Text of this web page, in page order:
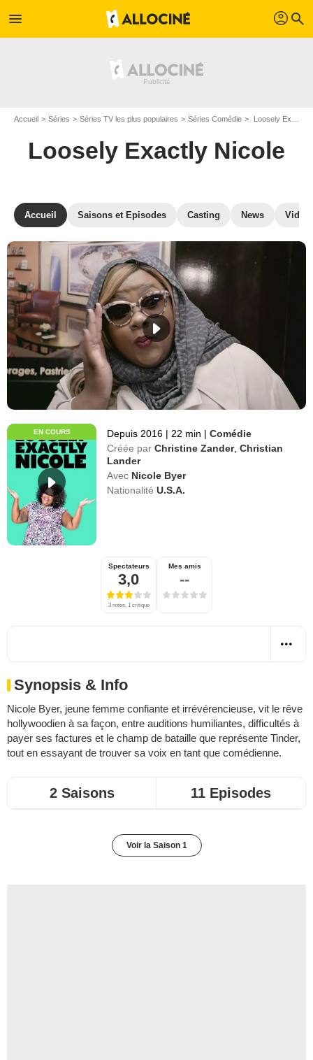
menu profil search
Accueil Séries Séries TV les plus populaires Séries Comédie Loosely Exactly Nicole
Loosely Exactly Nicole
Accueil Saisons et Episodes Casting News
EN COURS Depuis 2016 | 22 min | Comédie
Créée par Christine Zander,Christian
Lander
Avec Nicole Byer
Nationalité U.S.A.
Spectateurs
3,0
3 notes, 1 critique
Mes amis
--
Synopsis & Info
Nicole Byer, jeune femme confiante et irrévérencieuse, vit le rêve
hollywoodien à sa façon, entre auditions humiliantes, difficultés à
payer ses factures et le champ de bataille que représente Tinder,
tout en essayant de trouver sa voix en tant que comédienne.
2 Saisons 11 Episodes
Voir la Saison 1